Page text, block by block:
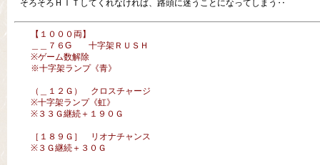
そろそろＨＩＴしてくれなければ、路頭に迷うことになってしまう‥
【１０００両】
＿＿７６G 十字架ＲＵＳＨ
※ゲーム数解除
※十字架ランプ《青》
（＿１２Ｇ） クロスチャージ
※十字架ランプ《虹》
※３３Ｇ継続＋１９０Ｇ
［１８９Ｇ］ リオナチャンス
※３Ｇ継続＋３０Ｇ